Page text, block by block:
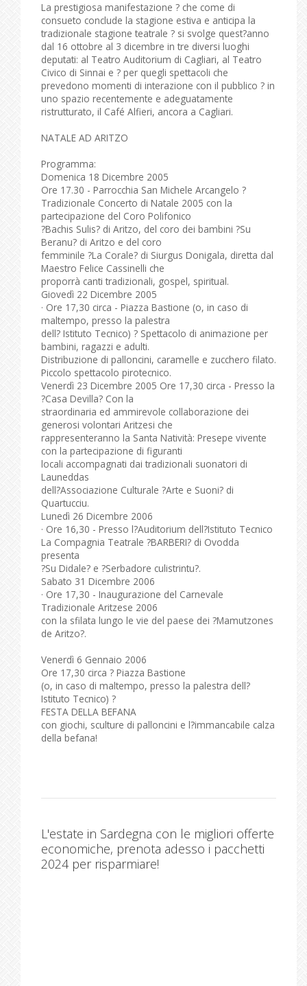
La prestigiosa manifestazione ? che come di
consueto conclude la stagione estiva e anticipa la
tradizionale stagione teatrale ? si svolge quest?anno
dal 16 ottobre al 3 dicembre in tre diversi luoghi
deputati: al Teatro Auditorium di Cagliari, al Teatro
Civico di Sinnai e ? per quegli spettacoli che
prevedono momenti di interazione con il pubblico ? in
uno spazio recentemente e adeguatamente
ristrutturato, il Café Alfieri, ancora a Cagliari.
NATALE AD ARITZO
Programma:
Domenica 18 Dicembre 2005
Ore 17.30 - Parrocchia San Michele Arcangelo ?
Tradizionale Concerto di Natale 2005 con la
partecipazione del Coro Polifonico
?Bachis Sulis? di Aritzo, del coro dei bambini ?Su
Beranu? di Aritzo e del coro
femminile ?La Corale? di Siurgus Donigala, diretta dal
Maestro Felice Cassinelli che
proporrà canti tradizionali, gospel, spiritual.
Giovedì 22 Dicembre 2005
· Ore 17,30 circa - Piazza Bastione (o, in caso di
maltempo, presso la palestra
dell? Istituto Tecnico) ? Spettacolo di animazione per
bambini, ragazzi e adulti.
Distribuzione di palloncini, caramelle e zucchero filato.
Piccolo spettacolo pirotecnico.
Venerdì 23 Dicembre 2005 Ore 17,30 circa - Presso la
?Casa Devilla? Con la
straordinaria ed ammirevole collaborazione dei
generosi volontari Aritzesi che
rappresenteranno la Santa Natività: Presepe vivente
con la partecipazione di figuranti
locali accompagnati dai tradizionali suonatori di
Launeddas
dell?Associazione Culturale ?Arte e Suoni? di
Quartucciu.
Lunedì 26 Dicembre 2006
· Ore 16,30 - Presso l?Auditorium dell?Istituto Tecnico
La Compagnia Teatrale ?BARBERI? di Ovodda
presenta
?Su Didale? e ?Serbadore culistrintu?.
Sabato 31 Dicembre 2006
· Ore 17,30 - Inaugurazione del Carnevale
Tradizionale Aritzese 2006
con la sfilata lungo le vie del paese dei ?Mamutzones
de Aritzo?.
Venerdì 6 Gennaio 2006
Ore 17,30 circa ? Piazza Bastione
(o, in caso di maltempo, presso la palestra dell?
Istituto Tecnico) ?
FESTA DELLA BEFANA
con giochi, sculture di palloncini e l?immancabile calza
della befana!
L'estate in Sardegna con le migliori offerte
economiche, prenota adesso i pacchetti
2024 per risparmiare!